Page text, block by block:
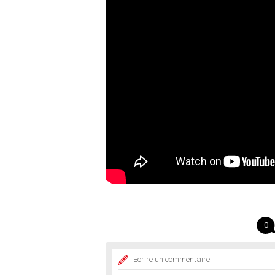
0
Ecrire un commentaire